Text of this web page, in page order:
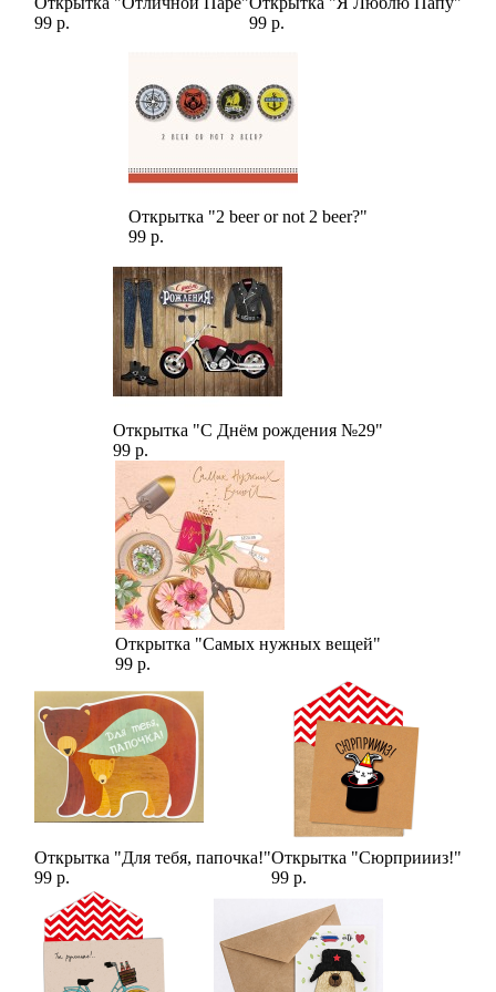
99 р.
99 р.
Открытка "2 beer or not 2 beer?"
99 р.
Открытка "С Днём рождения №29"
99 р.
Открытка "Самых нужных вещей"
99 р.
Открытка "Для тебя, папочка!"
99 р.
Открытка "Сюрприииз!"
99 р.